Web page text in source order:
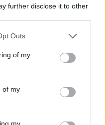
further disclose it to other
Outs
of my
of my
my